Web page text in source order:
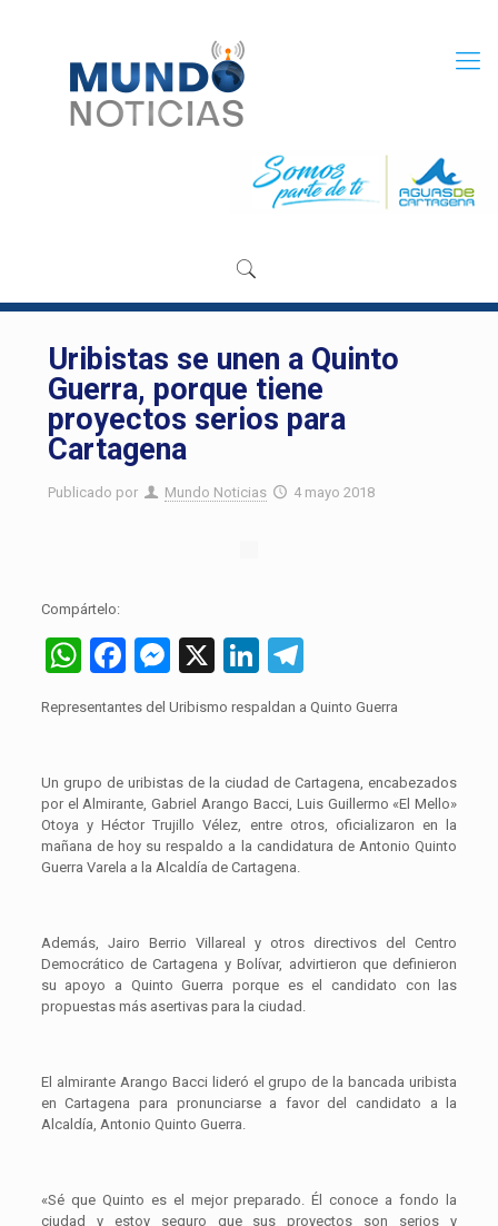
Uribistas se unen a Quinto
Guerra, porque tiene
proyectos serios para
Cartagena
Publicado por Mundo Noticias 4 mayo 2018
Compártelo:
WhatsApp
Facebook
Messenger
X LinkedIn
Representantes del Uribismo respaldan a Quinto Guerra
Un grupo de uribistas de la ciudad de Cartagena, encabezados
por el Almirante, Gabriel Arango Bacci, Luis Guillermo «El Mello»
Otoya y Héctor Trujillo Vélez, entre otros, oficializaron en la
mañana de hoy su respaldo a la candidatura de Antonio Quinto
Guerra Varela a la Alcaldía de Cartagena.
Además, Jairo Berrio Villareal y otros directivos del Centro
Democrático de Cartagena y Bolívar, advirtieron que definieron
su apoyo a Quinto Guerra porque es el candidato con las
propuestas más asertivas para la ciudad.
El almirante Arango Bacci lideró el grupo de la bancada uribista
en Cartagena para pronunciarse a favor del candidato a la
Alcaldía, Antonio Quinto Guerra.
«Sé que Quinto es el mejor preparado. Él conoce a fondo la
ciudad y estoy seguro que sus proyectos son serios y